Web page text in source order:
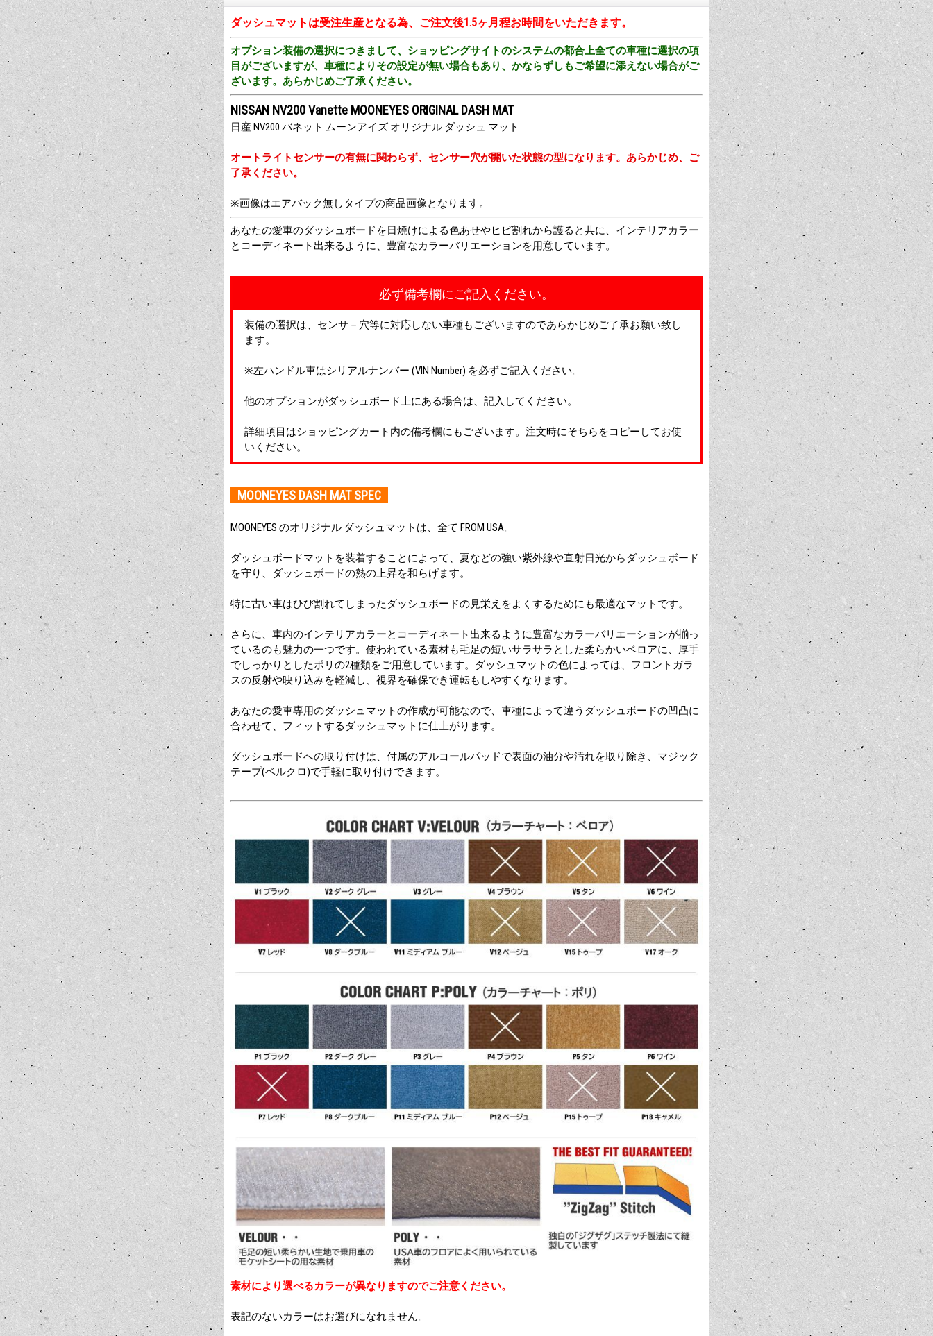
ダッシュマットは受注生産となる為、ご注文後1.5ヶ月程お時間をいただきます。
オプション装備の選択につきまして、ショッピングサイトのシステムの都合上全ての車種に選択の項
目がございますが、車種によりその設定が無い場合もあり、かならずしもご希望に添えない場合がご
ざいます。あらかじめご了承ください。
NISSAN NV200 Vanette MOONEYES ORIGINAL DASH MAT
日産 NV200 バネット ムーンアイズ オリジナル ダッシュ マット
オートライトセンサーの有無に関わらず、センサー穴が開いた状態の型になります。あらかじめ、ご
了承ください。
※画像はエアバック無しタイプの商品画像となります。
あなたの愛車のダッシュボードを日焼けによる色あせやヒビ割れから護ると共に、インテリアカラー
とコーディネート出来るように、豊富なカラーバリエーションを用意しています。
必ず備考欄にご記入ください。
装備の選択は、センサ－穴等に対応しない車種もございますのであらかじめご了承お願い致し
ます。
※左ハンドル車はシリアルナンバー (VIN Number) を必ずご記入ください。
他のオプションがダッシュボード上にある場合は、記入してください。
詳細項目はショッピングカート内の備考欄にもございます。注文時にそちらをコピーしてお使
いください。
MOONEYES DASH MAT SPEC
MOONEYES のオリジナル ダッシュマットは、全て FROM USA。
ダッシュボードマットを装着することによって、夏などの強い紫外線や直射日光からダッシュボード
を守り、ダッシュボードの熱の上昇を和らげます。
特に古い車はひび割れてしまったダッシュボードの見栄えをよくするためにも最適なマットです。
さらに、車内のインテリアカラーとコーディネート出来るように豊富なカラーバリエーションが揃っ
ているのも魅力の一つです。使われている素材も毛足の短いサラサラとした柔らかいベロアに、厚手
でしっかりとしたポリの2種類をご用意しています。ダッシュマットの色によっては、フロントガラ
スの反射や映り込みを軽減し、視界を確保でき運転もしやすくなります。
あなたの愛車専用のダッシュマットの作成が可能なので、車種によって違うダッシュボードの凹凸に
合わせて、フィットするダッシュマットに仕上がります。
ダッシュボードへの取り付けは、付属のアルコールパッドで表面の油分や汚れを取り除き、マジック
テープ(ベルクロ)で手軽に取り付けできます。
素材により選べるカラーが異なりますのでご注意ください。
表記のないカラーはお選びになれません。